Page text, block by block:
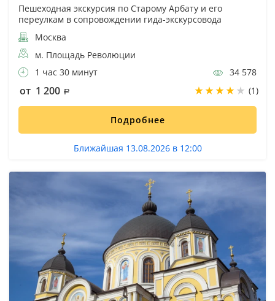
Пешеходная экскурсия по Старому Арбату и его
переулкам в сопровождении гида-экскурсовода
Москва
м. Площадь Революции
1 час 30 минут
34 578
от 1 200 (1)
Подробнее
Ближайшая 13.08.2026 в 12:00